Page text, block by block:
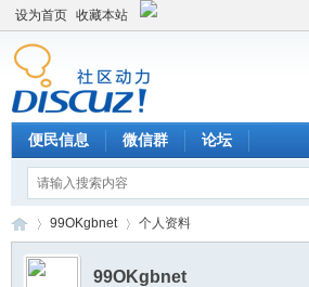
设为首页 收藏本站
便民信息 微信群 论坛
99OKgbnet 个人资料
99OKgbnet